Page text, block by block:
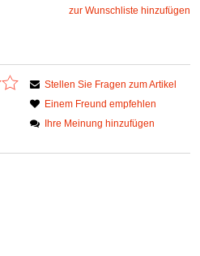
zur Wunschliste hinzufügen
Stellen Sie Fragen zum Artikel
Einem Freund empfehlen
Ihre Meinung hinzufügen